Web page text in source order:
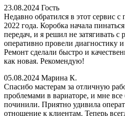
23.08.2024 Гость
Недавно обратился в этот
2022 года. Коробка начала
передач, и я решил не затягивать с
оперативно провели диагностику
Ремонт сделали быстро и
как новая. Рекомендую!
05.08.2024 Марина К.
Спасибо мастерам за отличную
проблемами в вариаторе, и мне все
починили. Приятно удивила
отношение к клиентам. Теперь